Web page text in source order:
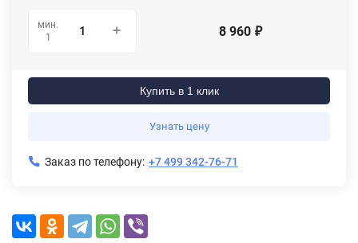
мин.
1
8 960 ₽
Купить в 1 клик
Узнать цену
Заказ по телефону: +7 499 342-76-71